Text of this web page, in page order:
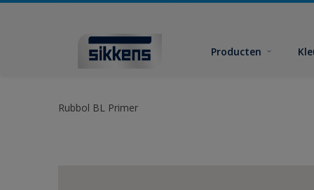
Producten
Rubbol BL Primer